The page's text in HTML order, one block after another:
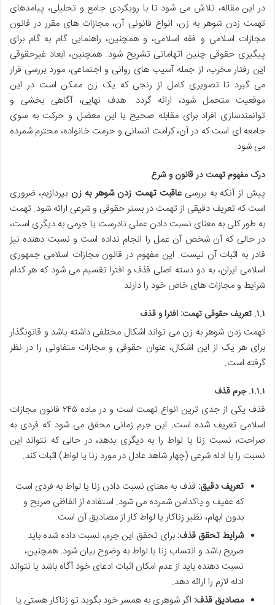
در این مقاله، تلاش می شود تا با رویکردی جامع و تحلیلی، پیامدهای
تهمت زدن شوهر به زن، انواع قانونی آن، مجازات های مقرر در قانون
مجازات اسلامی و فقه اسلامی، و همچنین، راهنمایی گام به گام برای
پیگیری حقوقی چنین اتهاماتی تشریح شود. همچنین، ابعاد غیرحقوقی
این رفتار مخرب، از جمله آسیب های روانی و اجتماعی، مورد بررسی قرار
می گیرد تا تصویری کامل از رنجی که یک زن ممکن است در این
موقعیت متحمل شود، ارائه گردد. هدف نهایی، آگاهی بخشی و
توانمندسازی افراد برای مقابله صحیح با این معضل و حرکت به سوی
جامعه ای است که در آن، کرامت انسانی و حرمت خانواده، محترم شمرده
می شود.
درک مفهوم تهمت در قانون و شرع
پیش از آنکه به بررسیعاقبت تهمت زدن شوهر به زن بپردازیم، ضروری
است که تعریف دقیقی از تهمت در بستر حقوقی و شرعی ارائه شود. تهمت
به طور کلی به معنای نسبت دادن عملی نادرست یا جرمی به دیگری است،
در حالی که آن شخص آن عمل را انجام نداده است و نسبت دهنده نیز
قادر به اثبات آن نیست. این مفهوم در قانون مجازات اسلامی جمهوری
اسلامی ایران، به دو دسته اصلی قذف و افترا تقسیم می شود که هر کدام
شرایط و مجازات های خاص خود را دارند.
۱.۱. تعریف حقوقی تهمت: افترا و قذف
تهمت زدن شوهر به زن می تواند اشکال مختلفی داشته باشد و قانونگذار
برای هر یک از این اشکال، عنوان حقوقی و مجازات متفاوتی را در نظر
گرفته است.
۱.۱.۱. جرم قذف
قذف یکی از جدی ترین انواع تهمت است و در ماده ۲۴۵ قانون مجازات
اسلامی تعریف شده است. این جرم زمانی محقق می شود که فردی به
صراحت، نسبت زنا یا لواط را به دیگری بدهد، در حالی که نتواند این
نسبت را با ادله شرعی (چهار شاهد عادل در مورد زنا یا لواط) اثبات کند.
تعریف دقیق: قذف به معنای نسبت دادن زنا یا لواط به فردی است
که عفیف و پاکدامن شمرده می شود. استفاده از الفاظی صریح و
بدون ابهام، نظیر زناکار یا لواط کار از مصادیق آن است.
شرایط تحقق قذف: برای تحقق این جرم، نسبت داده شده باید
صریح باشد و انتساب زنا یا لواط به وضوح بیان شود. همچنین،
نسبت دهنده باید از عدم امکان اثبات ادعای خود آگاه باشد یا نتواند
ادله لازم را ارائه دهد.
مصادیق قذف: اگر شوهری به همسر خود بگوید تو زناکار هستی یا